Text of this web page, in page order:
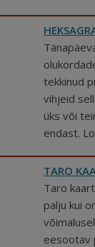
tekkinud
vihjeid
üks või
endast.
TARO
Taro
palju kui
eesootav